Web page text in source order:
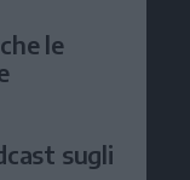
le
sugli